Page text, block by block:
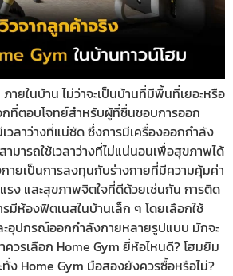
ายในบ้าน ไม่ว่าจะเป็นบ้านที่มีพื้นที่เยอะหรือ
ที่ตอบโจทย์สำหรับผู้ที่ชื่นชอบการออก
วลาว่างที่แน่ชัด ซึ่งการมีเครื่องออกกําลัง
มารถใช้เวลาว่างที่ไม่แน่นอนเพื่อสุขภาพได้
ายเป็นการลงทุนกับร่างกายที่มีความคุ้มค่า
ง และสุขภาพจิตใจที่ดีด้วยเช่นกัน การติด
มีห้องฟิตเนสในบ้านเล็ก ๆ โดยเลือกใช้
ะอุปกรณ์ออกกำลังกายหลายรูปแบบ มักจะ
วรเลือก Home Gym ยี่ห้อไหนดี? โฮมยิม
ง Home Gym มือสองยังควรซื้อหรือไม่?